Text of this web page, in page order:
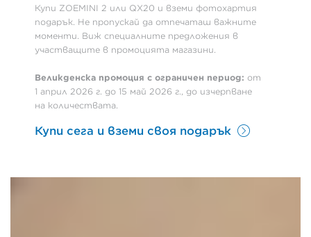
Купи ZOEMINI 2 или QX20 и вземи фотохартия
подарък. Не пропускай да отпечаташ важните
моменти. Виж специалните предложения в
участващите в промоцията магазини.
Великденска промоция с ограничен период: от
1 април 2026 г. до 15 май 2026 г., до изчерпване
на количествата.
Купи сега и вземи своя подарък